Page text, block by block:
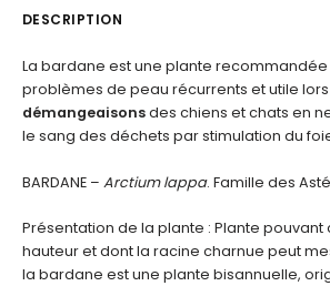
chats
DESCRIPTION
La bardane est une plante
problèmes de peau récurrents et utile
démangeaisonsdes chiens et chats en
le sang des déchets par stimulation du
BARDANE – Arctium lappa. Famille des
Présentation de la plante : Plante pouvant
hauteur et dont la racine charnue peut
la bardane est une plante bisannuelle,